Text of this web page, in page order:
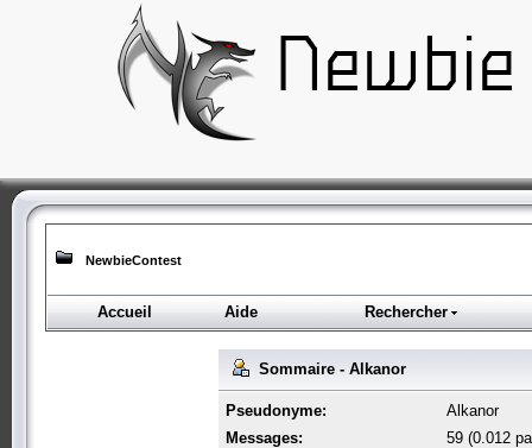
NewbieContest
Accueil Aide Rechercher
Sommaire - Alkanor
Pseudonyme:
Alkanor
Messages:
59 (0.012